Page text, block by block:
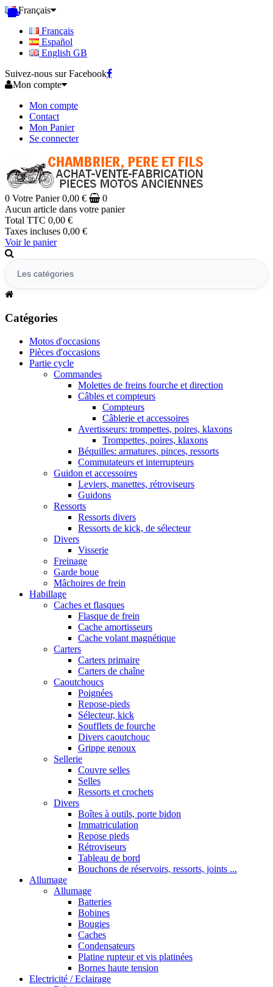
Français
Français
Español
English GB
Suivez-nous sur Facebook
Mon compte
Mon compte
Contact
Mon Panier
Se connecter
0 Votre Panier 0,00 €
0
Aucun article dans votre panier
Total TTC 0,00 €
Taxes incluses 0,00 €
Voir le panier
Catégories
Motos d'occasions
Pièces d'occasions
Partie cycle
Commandes
Molettes de freins fourche et direction
Câbles et compteurs
Compteurs
Câblerie et accessoires
Avertisseurs: trompettes, poires, klaxons
Trompettes, poires, klaxons
Béquilles: armatures, pinces, ressorts
Commutateurs et interrupteurs
Guidon et accessoires
Leviers, manettes, rétroviseurs
Guidons
Ressorts
Ressorts divers
Ressorts de kick, de sélecteur
Divers
Visserie
Freinage
Garde boue
Mâchoires de frein
Habillage
Caches et flasques
Flasque de frein
Cache amortisseurs
Cache volant magnétique
Carters
Carters primaire
Carters de chaîne
Caoutchoucs
Poignées
Repose-pieds
Sélecteur, kick
Soufflets de fourche
Divers caoutchouc
Grippe genoux
Sellerie
Couvre selles
Selles
Ressorts et crochets
Divers
Boîtes à outils, porte bidon
Immatriculation
Repose pieds
Rétroviseurs
Tableau de bord
Bouchons de réservoirs, ressorts, joints ...
Allumage
Allumage
Batteries
Bobines
Bougies
Caches
Condensateurs
Platine rupteur et vis platinées
Bornes haute tension
Electricité / Eclairage